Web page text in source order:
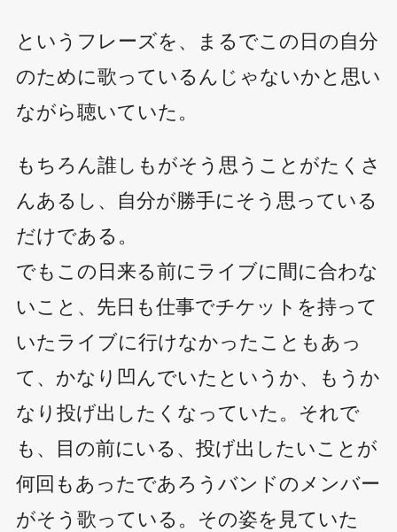
というフレーズを、まるでこの日の自分
のために歌っているんじゃないかと思い
ながら聴いていた。
もちろん誰しもがそう思うことがたくさ
んあるし、自分が勝手にそう思っている
だけである。
でもこの日来る前にライブに間に合わな
いこと、先日も仕事でチケットを持って
いたライブに行けなかったこともあっ
て、かなり凹んでいたというか、もうか
なり投げ出したくなっていた。それで
も、目の前にいる、投げ出したいことが
何回もあったであろうバンドのメンバー
がそう歌っている。その姿を見ていた